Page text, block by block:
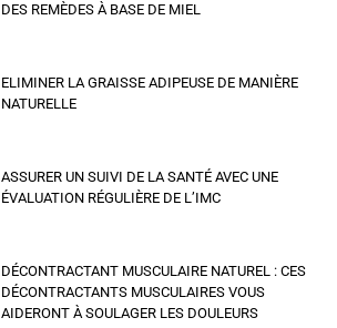
DES REMÈDES À BASE DE MIEL
ELIMINER LA GRAISSE ADIPEUSE DE MANIÈRE
NATURELLE
ASSURER UN SUIVI DE LA SANTÉ AVEC UNE
ÉVALUATION RÉGULIÈRE DE L’IMC
DÉCONTRACTANT MUSCULAIRE NATUREL : CES
DÉCONTRACTANTS MUSCULAIRES VOUS
AIDERONT À SOULAGER LES DOULEURS